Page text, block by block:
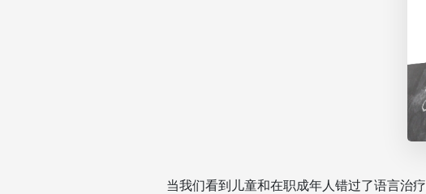
当我们看到儿童和在职成年人错过了语言治